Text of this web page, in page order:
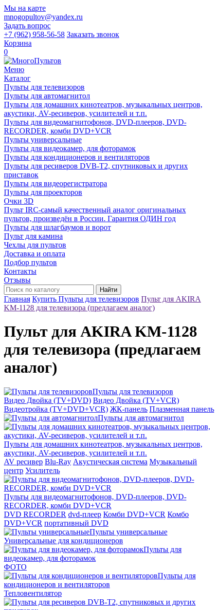
Мы на карте
mnogopultov@yandex.ru
Задать вопрос
+7 (962) 958-56-58 Заказать звонок
Корзина
0
Меню
Каталог
Пульты для телевизоров
Пульты для автомагнитол
Пульты для домашних кинотеатров, музыкальных центров,
акустики, AV-ресиверов, усилителей и т.п.
Пульты для видеомагнитофонов, DVD-плееров, DVD-
RECORDER, комби DVD+VCR
Пульты универсальные
Пульты для видеокамер, для фоторамок
Пульты для кондиционеров и вентиляторов
Пульты для ресиверов DVB-T2, спутниковых и других
приставок
Пульты для видеорегистратора
Пульты для проекторов
Очки 3D
Пульт IRC-самый качественный аналог оригинальных
пультов, произведён в России. Гарантия ОДИН год
Пульты для шлагбаумов и ворот
Пульт для камина
Чехлы для пультов
Доставка и оплата
Подбор пультов
Контакты
Отзывы
Найти
Главная Купить Пульты для телевизоров Пульт для AKIRA
KM-1128 для телевизора (предлагаем аналог)
Пульт для AKIRA KM-1128
для телевизора (предлагаем
аналог)
Пульты для телевизоров
Видео Двойка (TV+DVD) Видео Двойка (TV+VCR)
Видеотройка (TV+DVD+VCR) ЖК-панель Плазменная панель
Пульты для автомагнитол
Пульты для домашних кинотеатров, музыкальных центров,
акустики, AV-ресиверов, усилителей и т.п.
AV ресивер Blu-Ray Акустическая система Музыкальный
центр Усилитель
Пульты для видеомагнитофонов, DVD-плееров, DVD-
RECORDER, комби DVD+VCR
DVD RECORDER dvd-плеер Комби DVD+VCR Комбо
DVD+VCR портативный DVD
Пульты универсальные
Универсальные для кондиционеров
Пульты для
видеокамер, для фоторамок
ФОТО
Пульты для
кондиционеров и вентиляторов
Тепловентилятор